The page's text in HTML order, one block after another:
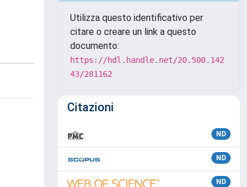
Utilizza questo identificativo per
citare o creare un link a questo
documento:
https://hdl.handle.net/20.500.142
43/281162
Citazioni
ND
ND
ND